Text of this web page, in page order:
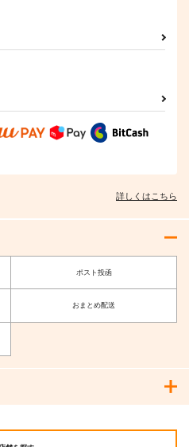
詳しくはこちら
ポスト投函
おまとめ配送